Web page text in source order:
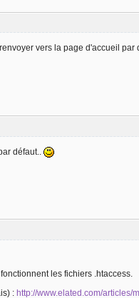
vers la page d'accueil par
défaut..
les fichiers .htaccess.
: http://www.elated.com/